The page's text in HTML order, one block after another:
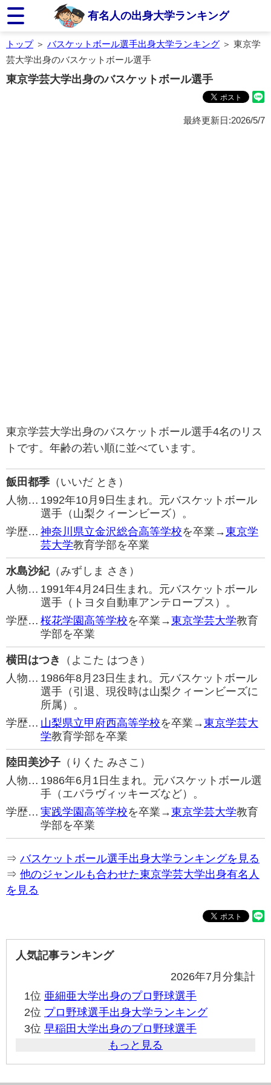
有名人の出身大学ランキング
トップ＞ バスケットボール選手出身大学ランキング ＞ 東京学
芸大学出身のバスケットボール選手
東京学芸大学出身のバスケットボール選手
最終更新日:2026/5/7
東京学芸大学出身のバスケットボール選手4名のリス
トです。年齢の若い順に並べています。
飯田都季 （いいだ とき）
人物… 1992年10月9日生まれ。元バスケットボール
選手（山梨クィーンビーズ）。
学歴… 神奈川県立金沢総合高等学校を卒業→東京学
芸大学教育学部を卒業
水島沙紀（みずしま さき）
人物… 1991年4月24日生まれ。元バスケットボール
選手（トヨタ自動車アンテロープス）。
学歴… 桜花学園高等学校を卒業→東京学芸大学教育
学部を卒業
横田はつき
（よこた はつき）
人物… 1986年8月23日生まれ。元バスケットボール
選手（引退、現役時は山梨クィーンビーズに
所属）。
学歴… 山梨県立甲府西高等学校を卒業→東京学芸大
学教育学部を卒業
陸田美沙子 （りくた みさこ）
人物… 1986年6月1日生まれ。元バスケットボール選
手（エバラヴィッキーズなど）。
学歴… 実践学園高等学校を卒業→東京学芸大学教育
学部を卒業
⇒ バスケットボール選手出身大学ランキングを見る
⇒ 他のジャンルも合わせた東京学芸大学出身有名人
を見る
人気記事ランキング
2026年7月分集計
1位 亜細亜大学出身のプロ野球選手
2位 プロ野球選手出身大学ランキング
3位 早稲田大学出身のプロ野球選手
もっと見る